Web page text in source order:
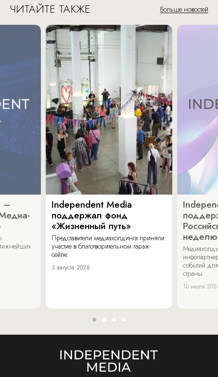
ЧИТАЙТЕ ТАКЖЕ Больше новостей
–
Independent Media
поддержал фонд
«Жизненный путь»
Представители медиахолдинга приняли
участие в благотворительном гараж-
сейле.
3 августа 2026
неделю
событий
страны.
10 июля